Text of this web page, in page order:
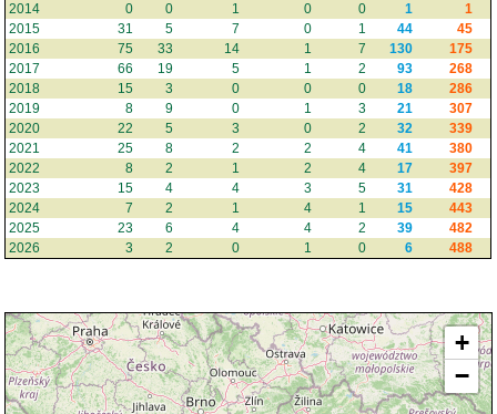
2014 0 0 1 0 0 1
1
2015
31 5 7 0 1 44
45
2016
75 33 14 1 7 130
175
2017
66 19 5 1 2 93
268
2018
15 3 0 0 0 18
286
2019
8 9 0 1 3 21
307
2020
22 5 3 0 2 32
339
2021
25 8 2 2 4 41
380
2022
8 2 1 2 4 17
397
2023
15 4 4 3 5 31
428
2024
7 2 1 4 1 15
443
2025
23 6 4 4 2 39
482
2026
3 2 0 1 0 6 488
+
−